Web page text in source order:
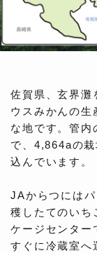
佐賀県、玄界灘
ウスみかんの生
な地です。管内
で、4,864aの
込んでいます。
JAからつには
穫したてのいち
ケージセンター
すぐに冷蔵室へ